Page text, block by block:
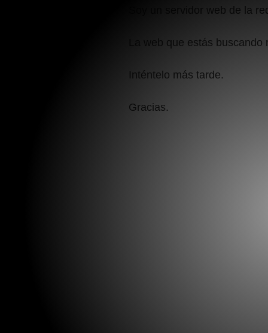
Soy un servidor web de la
La web que estás
Inténtelo más tarde.
Gracias.